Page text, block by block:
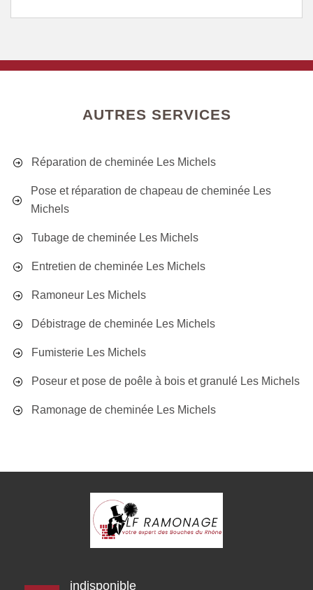
AUTRES SERVICES
Réparation de cheminée Les Michels
Pose et réparation de chapeau de cheminée Les
Michels
Tubage de cheminée Les Michels
Entretien de cheminée Les Michels
Ramoneur Les Michels
Débistrage de cheminée Les Michels
Fumisterie Les Michels
Poseur et pose de poêle à bois et granulé Les Michels
Ramonage de cheminée Les Michels
indisponible